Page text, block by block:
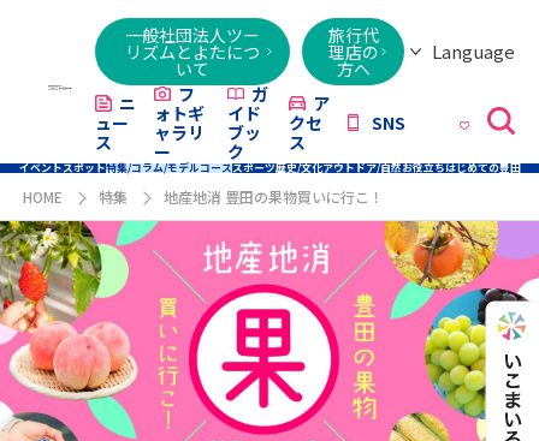
一般社団法人ツー
リズムとよたにつ
いて
旅行代
理店の
方へ
Language
Việt
ニ
ュー
ス
フ
ォトギ
ャラリ
ー
ガ
イド
ブッ
ク
ア
クセ
ス
SNS
イベントスポット特集/コラム/モデルコーススポーツ歴史/文化アウトドア/自然お役立ちはじめての豊田
HOME 特集 地産地消 豊田の果物買いに行こ！